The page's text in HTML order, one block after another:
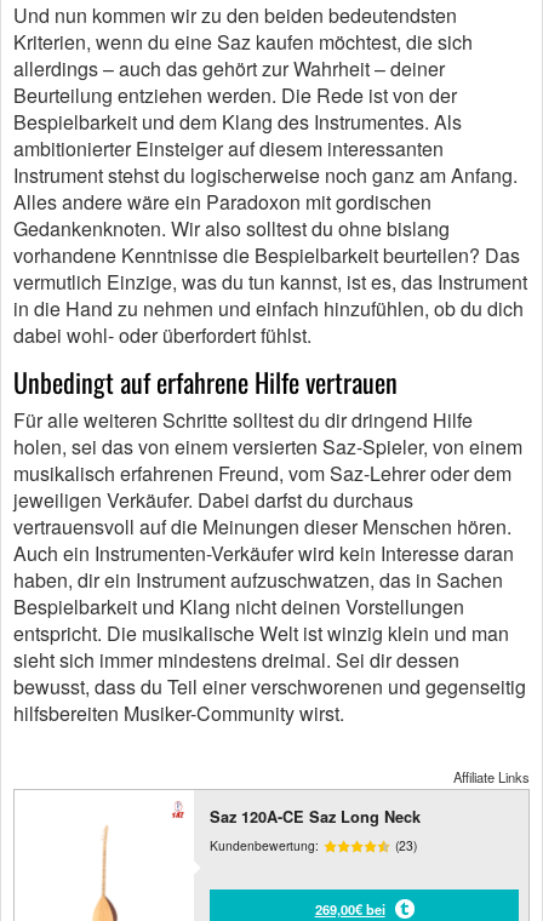
Und nun kommen wir zu den beiden bedeutendsten
Kriterien, wenn du eine Saz kaufen möchtest, die sich
allerdings – auch das gehört zur Wahrheit – deiner
Beurteilung entziehen werden. Die Rede ist von der
Bespielbarkeit und dem Klang des Instrumentes. Als
ambitionierter Einsteiger auf diesem interessanten
Instrument stehst du logischerweise noch ganz am Anfang.
Alles andere wäre ein Paradoxon mit gordischen
Gedankenknoten. Wir also solltest du ohne bislang
vorhandene Kenntnisse die Bespielbarkeit beurteilen? Das
vermutlich Einzige, was du tun kannst, ist es, das Instrument
in die Hand zu nehmen und einfach hinzufühlen, ob du dich
dabei wohl- oder überfordert fühlst.
Unbedingt auf erfahrene Hilfe vertrauen
Für alle weiteren Schritte solltest du dir dringend Hilfe
holen, sei das von einem versierten Saz-Spieler, von einem
musikalisch erfahrenen Freund, vom Saz-Lehrer oder dem
jeweiligen Verkäufer. Dabei darfst du durchaus
vertrauensvoll auf die Meinungen dieser Menschen hören.
Auch ein Instrumenten-Verkäufer wird kein Interesse daran
haben, dir ein Instrument aufzuschwatzen, das in Sachen
Bespielbarkeit und Klang nicht deinen Vorstellungen
entspricht. Die musikalische Welt ist winzig klein und man
sieht sich immer mindestens dreimal. Sei dir dessen
bewusst, dass du Teil einer verschworenen und gegenseitig
hilfsbereiten Musiker-Community wirst.
Affiliate Links
Saz 120A-CE Saz Long Neck
Kundenbewertung: (23)
269,00€ bei